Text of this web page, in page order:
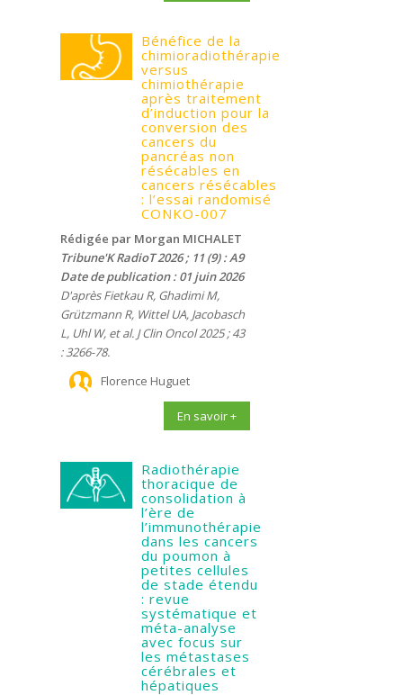
Bénéfice de la
chimioradiothérapie
versus
chimiothérapie
après traitement
d’induction pour la
conversion des
cancers du
pancréas non
résécables en
cancers résécables
: l’essai randomisé
CONKO-007
Rédigée par Morgan MICHALET
Tribune'K RadioT 2026 ; 11 (9) : A9
Date de publication : 01 juin 2026
D'après Fietkau R, Ghadimi M,
Grützmann R, Wittel UA, Jacobasch
L, Uhl W, et al. J Clin Oncol 2025 ; 43
: 3266-78.
Florence Huguet
En savoir +
Radiothérapie
thoracique de
consolidation à
l’ère de
l’immunothérapie
dans les cancers
du poumon à
petites cellules
de stade étendu
: revue
systématique et
méta-analyse
avec focus sur
les métastases
cérébrales et
hépatiques